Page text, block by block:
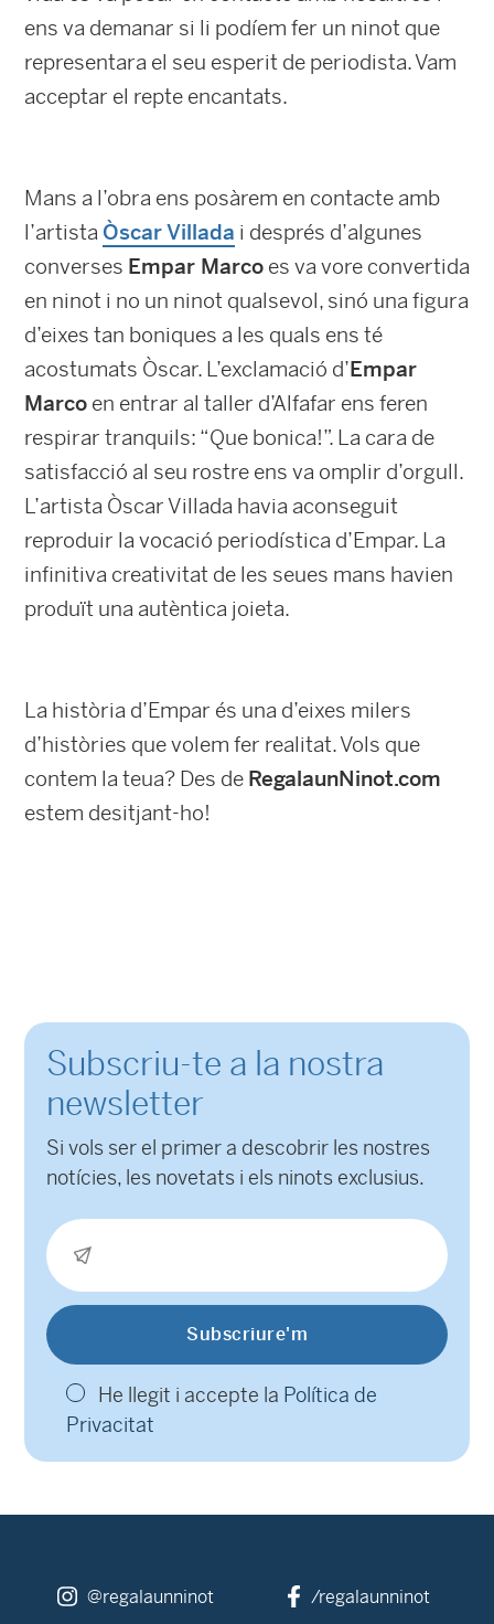
ens va demanar si li podíem fer un ninot que
representara el seu esperit de periodista. Vam
acceptar el repte encantats.
Mans a l’obra ens posàrem en contacte amb
l’artista Òscar Villada i després d’algunes
converses Empar Marco es va vore convertida
en ninot i no un ninot qualsevol, sinó una figura
d’eixes tan boniques a les quals ens té
acostumats Òscar. L’exclamació d’Empar
Marco en entrar al taller d’Alfafar ens feren
respirar tranquils: “Que bonica!”. La cara de
satisfacció al seu rostre ens va omplir d’orgull.
L’artista Òscar Villada havia aconseguit
reproduir la vocació periodística d’Empar. La
infinitiva creativitat de les seues mans havien
produït una autèntica joieta.
La història d’Empar és una d’eixes milers
d’històries que volem fer realitat. Vols que
contem la teua? Des de RegalaunNinot.com
estem desitjant-ho!
Subscriu-te a la nostra
newsletter
Si vols ser el primer a descobrir les nostres
notícies, les novetats i els ninots exclusius.
He llegit i accepte la Política de
Privacitat
@regalaunninot /regalaunninot